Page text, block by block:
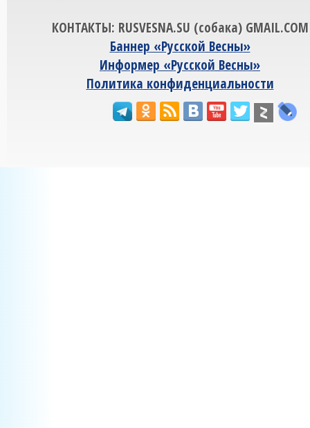
КОНТАКТЫ: RUSVESNA.SU (собака) GMAIL.COM
Баннер «Русской Весны»
Информер «Русской Весны»
Политика конфиденциальности